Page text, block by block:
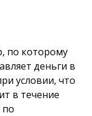
по которому
деньги в
условии, что
в течение